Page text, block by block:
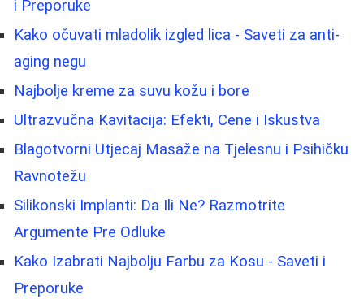
i Preporuke
Kako očuvati mladolik izgled lica - Saveti za anti-
aging negu
Najbolje kreme za suvu kožu i bore
Ultrazvučna Kavitacija: Efekti, Cene i Iskustva
Blagotvorni Utjecaj Masaže na Tjelesnu i Psihičku
Ravnotežu
Silikonski Implanti: Da Ili Ne? Razmotrite
Argumente Pre Odluke
Kako Izabrati Najbolju Farbu za Kosu - Saveti i
Preporuke